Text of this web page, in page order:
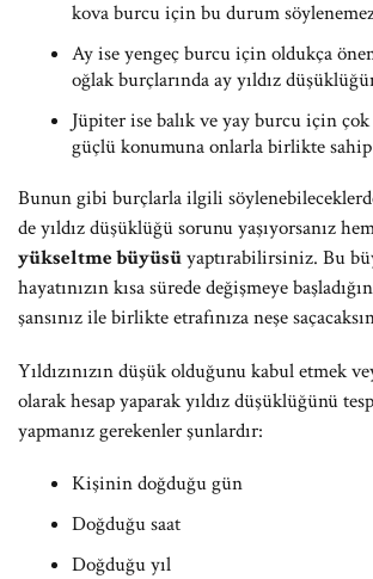
kova burcu için bu durum
Ay ise yengeç burcu için oldukça
oğlak burçlarında ay yıldız
Jüpiter ise balık ve yay burcu için
güçlü konumuna onlarla birlikte
Bunun gibi burçlarla ilgili
de yıldız düşüklüğü sorunu yaşıyorsanız
yükseltme büyüsüyaptırabilirsiniz. Bu
hayatınızın kısa sürede değişmeye
şansınız ile birlikte etrafınıza neşe
Yıldızınızın düşük olduğunu kabul etmek
olarak hesap yaparak yıldız düşüklüğünü
yapmanız gerekenler şunlardır:
Kişinin doğduğu gün
Doğduğu saat
Doğduğu yıl